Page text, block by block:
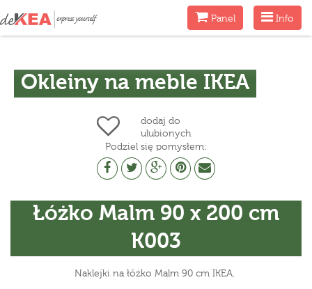
Menu
Info
MenuPanel
Okleiny na meble IKEA
dodaj do
ulubionych
Podziel się pomysłem:
Łóżko Malm 90 x 200 cm
K003
Naklejki na łóżko Malm 90 cm IKEA.